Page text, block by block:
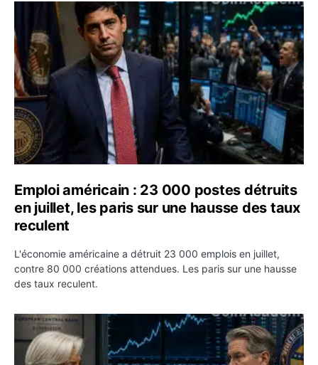
Emploi américain : 23 000 postes détruits en juillet, les
Emploi américain : 23 000 postes détruits
en juillet, les paris sur une hausse des taux
reculent
L'économie américaine a détruit 23 000 emplois en juillet,
contre 80 000 créations attendues. Les paris sur une hausse
des taux reculent.
Yen : Washington a vendu des euros sans prévenir la